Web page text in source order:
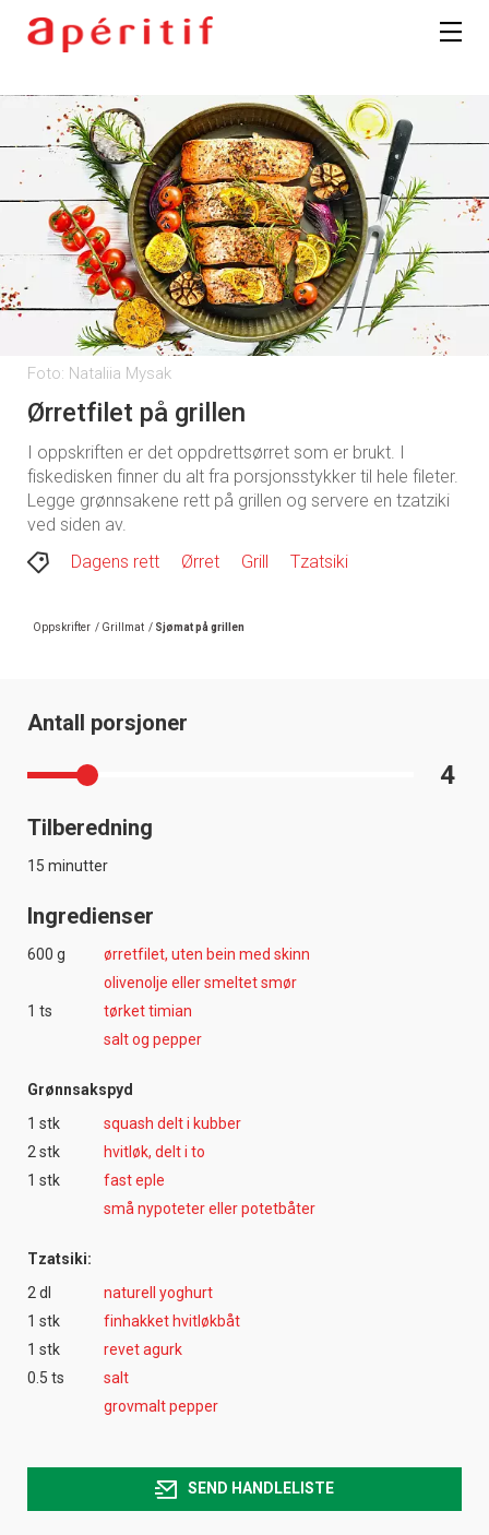
Foto: Nataliia Mysak
Ørretfilet på grillen
I oppskriften er det oppdrettsørret som er brukt. I
fiskedisken finner du alt fra porsjonsstykker til hele fileter.
Legge grønnsakene rett på grillen og servere en tzatziki
ved siden av.
Dagens rett
Ørret Grill Tzatsiki
Oppskrifter / Grillmat / Sjømat på grillen
Antall porsjoner
4
Tilberedning
15 minutter
Ingredienser
600 g
ørretfilet, uten bein med skinn
olivenolje eller smeltet smør
1 ts
tørket timian
salt og pepper
Grønnsakspyd
1 stk
squash delt i kubber
2 stk
hvitløk, delt i to
1 stk
fast eple
små nypoteter eller potetbåter
Tzatsiki:
2 dl
naturell yoghurt
1 stk
finhakket hvitløkbåt
1 stk
revet agurk
0.5 ts
salt
grovmalt pepper
SEND HANDLELISTE